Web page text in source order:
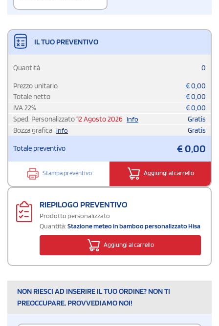
IL TUO PREVENTIVO
Quantità 0
Prezzo unitario €0,00
Totale netto
€0,00
IVA22% €0,00
Sped. Personalizzato12 Agosto 2026 info
Gratis
Bozza grafica info Gratis
Totale preventivo €0,00
Stampa preventivo Aggiungi al carrello
RIEPILOGO PREVENTIVO
Prodotto personalizzato
Quantità:Stazione meteo in bamboo personalizzato Hisa
Aggiungi al carrello
NON RIESCI AD INSERIRE IL TUO ORDINE? NON TI
PREOCCUPARE, PROVVEDIAMO NOI!